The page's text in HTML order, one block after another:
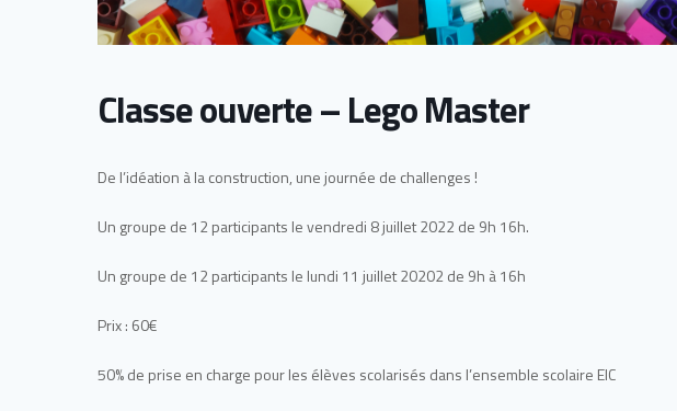
Classe ouverte – Lego Master
De l’idéation à la construction, une journée de challenges !
Un groupe de 12 participants le vendredi 8 juillet 2022 de 9h 16h.
Un groupe de 12 participants le lundi 11 juillet 20202 de 9h à 16h
Prix : 60€
50% de prise en charge pour les élèves scolarisés dans l’ensemble scolaire EIC